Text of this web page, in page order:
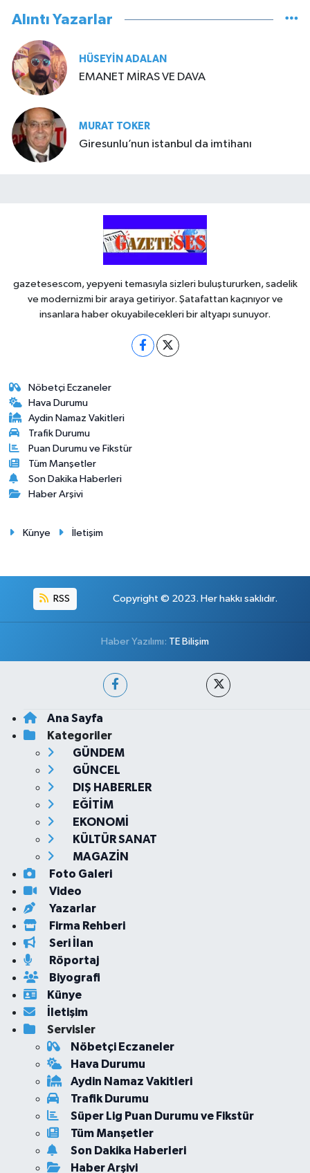
Alıntı Yazarlar
HÜSEYIN ADALAN
EMANET MİRAS VE DAVA
MURAT TOKER
Giresunlu’nun istanbul da imtihanı
gazetesescom, yepyeni temasıyla sizleri buluştururken, sadelik
ve modernizmi bir araya getiriyor. Şatafattan kaçınıyor ve
insanlara haber okuyabilecekleri bir altyapı sunuyor.
Nöbetçi Eczaneler
Hava Durumu
Aydin Namaz Vakitleri
Trafik Durumu
Puan Durumu ve Fikstür
Tüm Manşetler
Son Dakika Haberleri
Haber Arşivi
Künye İletişim
RSS Copyright © 2023. Her hakkı saklıdır.
Haber Yazılımı: TE Bilişim
Ana Sayfa
Kategoriler
GÜNDEM
GÜNCEL
DIŞ HABERLER
EĞİTİM
EKONOMİ
KÜLTÜR SANAT
MAGAZİN
Foto Galeri
Video
Yazarlar
Firma Rehberi
Seri İlan
Röportaj
Biyografi
Künye
İletişim
Servisler
Nöbetçi Eczaneler
Hava Durumu
Aydin Namaz Vakitleri
Trafik Durumu
Süper Lig Puan Durumu ve Fikstür
Tüm Manşetler
Son Dakika Haberleri
Haber Arşivi